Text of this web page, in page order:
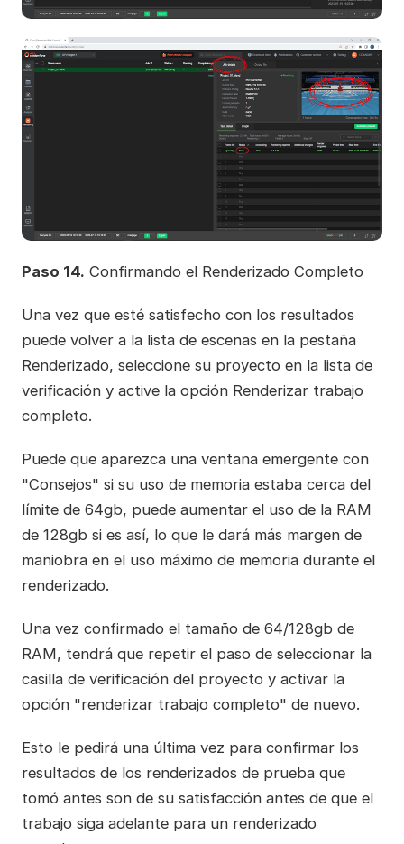
Paso 14. Confirmando el Renderizado Completo
Una vez que esté satisfecho con los resultados
puede volver a la lista de escenas en la pestaña
Renderizado, seleccione su proyecto en la lista de
verificación y active la opción Renderizar trabajo
completo.
Puede que aparezca una ventana emergente con
"Consejos" si su uso de memoria estaba cerca del
límite de 64gb, puede aumentar el uso de la RAM
de 128gb si es así, lo que le dará más margen de
maniobra en el uso máximo de memoria durante el
renderizado.
Una vez confirmado el tamaño de 64/128gb de
RAM, tendrá que repetir el paso de seleccionar la
casilla de verificación del proyecto y activar la
opción "renderizar trabajo completo" de nuevo.
Esto le pedirá una última vez para confirmar los
resultados de los renderizados de prueba que
tomó antes son de su satisfacción antes de que el
trabajo siga adelante para un renderizado